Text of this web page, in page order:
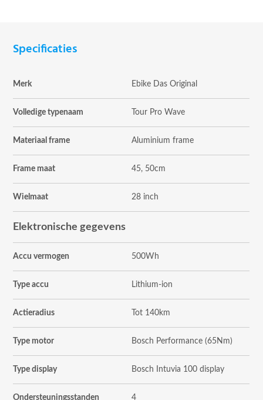
Specificaties
Merk Ebike Das Original
Volledige typenaam Tour Pro Wave
Materiaal frame Aluminium frame
Frame maat 45, 50cm
Wielmaat 28 inch
Elektronische gegevens
Accu vermogen 500Wh
Type accu Lithium-ion
Actieradius Tot 140km
Type motor Bosch Performance (65Nm)
Type display Bosch Intuvia 100 display
Ondersteuningsstanden 4